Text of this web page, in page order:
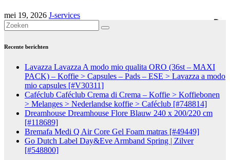
mei 19, 2026 J-services
Recente berichten
Lavazza Lavazza A modo mio qualita ORO (36st – MAXI
PACK) – Koffie > Capsules – Pads – ESE > Lavazza a modo
mio capsules [#V30311]
Caféclub Caféclub Crema di Crema – Koffie > Koffiebonen
> Melanges > Nederlandse koffie > Caféclub [#748814]
Dreamhouse Dreamhouse Flore Blauw 240 x 200/220 cm
[#118689]
Bremafa Medi Q Air Core Gel Foam matras [#49449]
Go Dutch Label Day&Eve Armband Spring | Zilver
[#548800]